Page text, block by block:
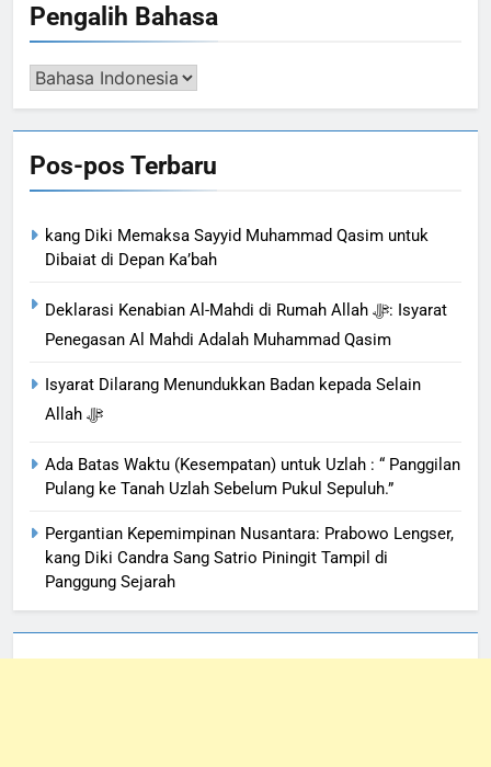
Pengalih Bahasa
Pengalih
Pos-pos Terbaru
kang Diki Memaksa Sayyid Muhammad Qasim untuk
Dibaiat di Depan Ka’bah
Deklarasi Kenabian Al-Mahdi di Rumah Allah ﷻ: Isyarat
Penegasan Al Mahdi Adalah Muhammad Qasim
Isyarat Dilarang Menundukkan Badan kepada Selain
Allah ﷻ
Ada Batas Waktu (Kesempatan) untuk Uzlah : “ Panggilan
Pulang ke Tanah Uzlah Sebelum Pukul Sepuluh.”
Pergantian Kepemimpinan Nusantara: Prabowo Lengser,
kang Diki Candra Sang Satrio Piningit Tampil di
Panggung Sejarah